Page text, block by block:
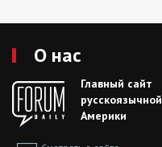
О нас
Главный сайт
русскоязычной
Америки